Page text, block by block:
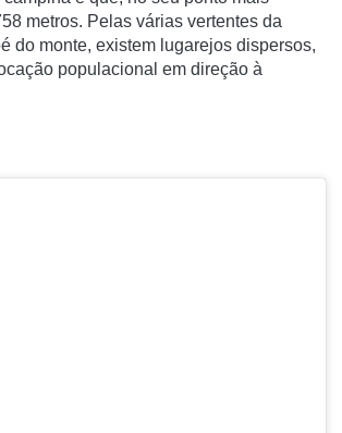
metros. Pelas várias vertentes da
do monte, existem lugarejos dispersos,
populacional em direção à